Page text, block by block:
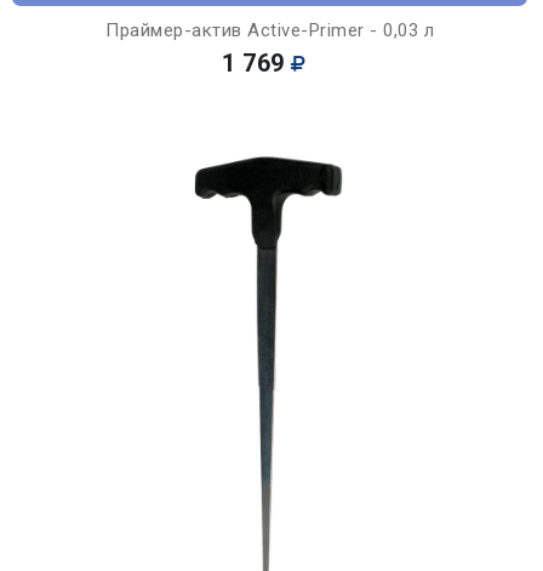
Праймер-актив Active-Primer - 0,03 л
1 769